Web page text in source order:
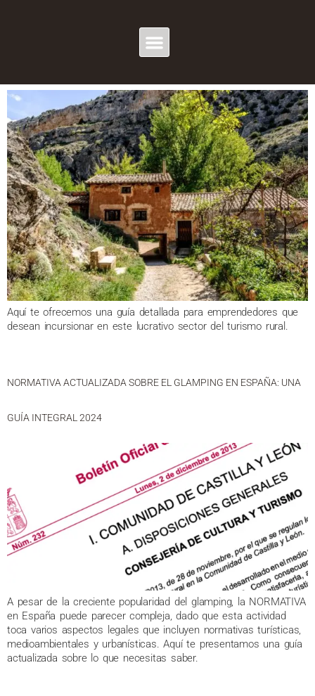
MAYO 2024
Aquí te ofrecemos una guía detallada para emprendedores que
desean incursionar en este lucrativo sector del turismo rural.
NORMATIVA ACTUALIZADA SOBRE EL GLAMPING EN ESPAÑA: UNA
GUÍA INTEGRAL 2024
A pesar de la creciente popularidad del glamping, la NORMATIVA
en España puede parecer compleja, dado que esta actividad
toca varios aspectos legales que incluyen normativas turísticas,
medioambientales y urbanísticas. Aquí te presentamos una guía
actualizada sobre lo que necesitas saber.